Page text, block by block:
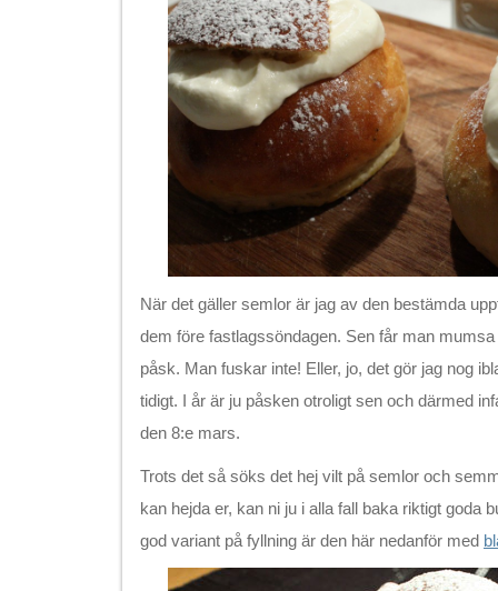
När det gäller semlor är jag av den bestämda
dem före fastlagssöndagen. Sen får man
påsk. Man fuskar inte! Eller, jo, det gör jag nog
tidigt. I år är ju påsken otroligt sen och därmed
den 8:e mars.
Trots det så söks det hej vilt på semlor och
kan hejda er, kan ni ju i alla fall baka riktigt goda
god variant på fyllning är den här nedanför med